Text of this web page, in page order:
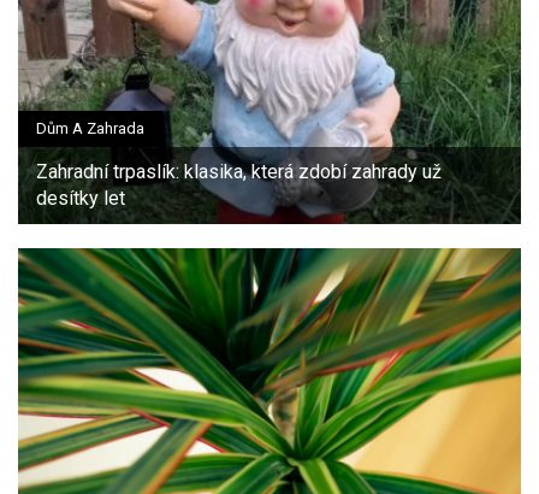
Dům A Zahrada
Zahradní trpaslík: klasika, která zdobí zahrady už
desítky let